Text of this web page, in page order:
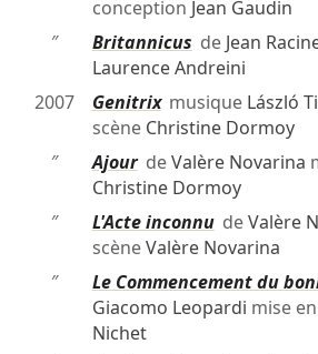
conception Jean Gaudin
″
Britannicus de Jean
Laurence Andreini
2007
Genitrixmusique László
scène Christine Dormoy
″
AjourdeValère Novarina
Christine Dormoy
″
L'Acte inconnudeValère
scèneValère Novarina
″
Le Commencement du
Giacomo Leopardi mise
Nichet